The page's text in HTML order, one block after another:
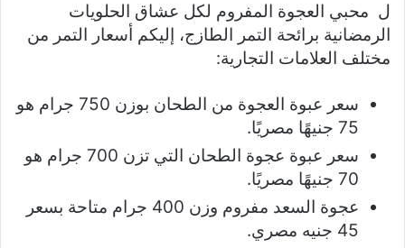
ل محبي العجوة المفروم لكل عشاق الحلويات
الرمضانية برائحة التمر الطازج، إليكم أسعار التمر من
مختلف العلامات التجارية:
سعر عبوة العجوة من الطحان بوزن 750 جرام هو
75 جنيهًا مصريًا.
سعر عبوة عجوة الطحان التي تزن 700 جرام هو
70 جنيهًا مصريًا.
عجوة السعد مفروم وزن 400 جرام متاحة بسعر
45 جنيه مصري.